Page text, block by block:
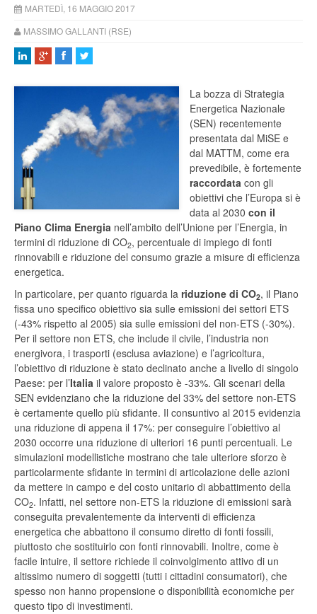
MARTEDÌ, 16 MAGGIO 2017
MASSIMO GALLANTI (RSE)
La bozza di Strategia
Energetica Nazionale
(SEN) recentemente
presentata dal MiSE e
dal MATTM, come era
prevedibile, è fortemente
raccordatacon gli
obiettivi che l’Europa si è
data al 2030 con il
Piano Clima Energia nell’ambito dell’Unione per l’Energia, in
termini di riduzione di CO2, percentuale di impiego di fonti
rinnovabili e riduzione del consumo grazie a misure di efficienza
energetica.
In particolare, per quanto riguarda la riduzione di CO2, il Piano
fissa uno specifico obiettivo sia sulle emissioni dei settori ETS
(-43% rispetto al 2005) sia sulle emissioni del non-ETS (-30%).
Per il settore non ETS, che include il civile, l’industria non
energivora, i trasporti (esclusa aviazione) e l’agricoltura,
l’obiettivo di riduzione è stato declinato anche a livello di singolo
Paese: per l’Italia il valore proposto è -33%. Gli scenari della
SEN evidenziano che la riduzione del 33% del settore non-ETS
è certamente quello più sfidante. Il consuntivo al 2015 evidenzia
una riduzione di appena il 17%: per conseguire l’obiettivo al
2030 occorre una riduzione di ulteriori 16 punti percentuali. Le
simulazioni modellistiche mostrano che tale ulteriore sforzo è
particolarmente sfidante in termini di articolazione delle azioni
da mettere in campo e del costo unitario di abbattimento della
CO2. Infatti, nel settore non-ETS la riduzione di emissioni sarà
conseguita prevalentemente da interventi di efficienza
energetica che abbattono il consumo diretto di fonti fossili,
piuttosto che sostituirlo con fonti rinnovabili. Inoltre, come è
facile intuire, il settore richiede il coinvolgimento attivo di un
altissimo numero di soggetti (tutti i cittadini consumatori), che
spesso non hanno propensione o disponibilità economiche per
questo tipo di investimenti.